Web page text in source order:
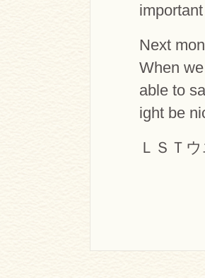
Next
When
able to
ight be
ＬＳＴ